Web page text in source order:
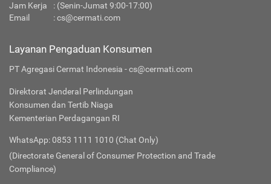
Jam Kerja
: (Senin-Jumat 9:00-17:00)
Email
:cs@cermati.com
Layanan Pengaduan Konsumen
PT Agregasi Cermat Indonesia - cs@cermati.com
Direktorat Jenderal Perlindungan
Konsumen dan Tertib Niaga
Kementerian Perdagangan RI
WhatsApp: 0853 1111 1010 (Chat Only)
(Directorate General of Consumer Protection and Trade
Compliance)